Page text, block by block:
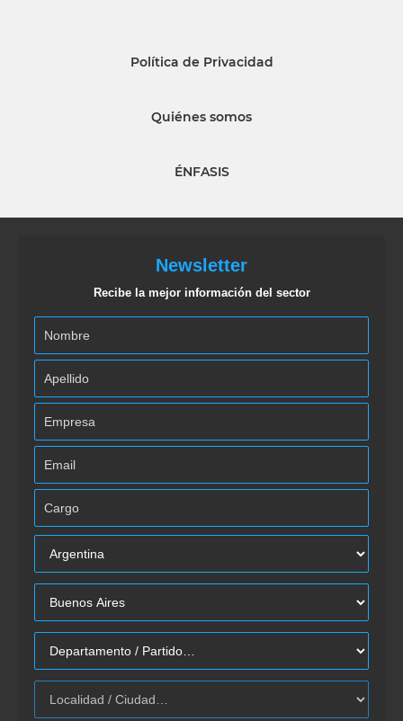
Política de Privacidad
Quiénes somos
ÉNFASIS
Newsletter
Recibe la mejor información del sector